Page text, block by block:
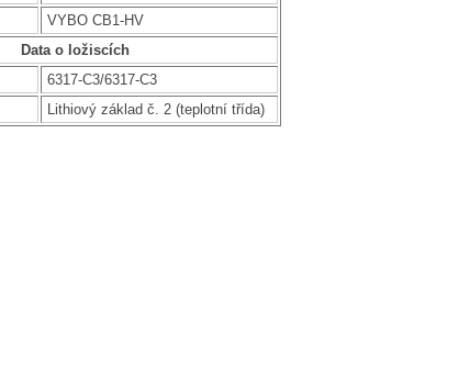
VYBO CB1-HV
Data o ložiscích
6317-C3/6317-C3
Lithiový základ č. 2 (teplotní třída)